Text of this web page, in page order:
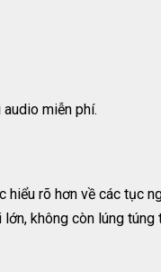
miễn phí.
rõ hơn về các tục
không còn lúng túng